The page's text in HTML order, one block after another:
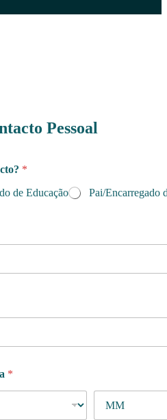
Pessoal
*
de Educação Pai/Encarregado
*